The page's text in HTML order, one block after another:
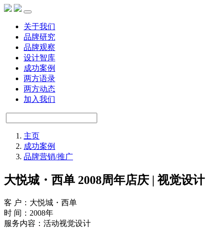
关于我们
品牌研究
品牌观察
设计智库
成功案例
两方语录
两方动态
加入我们
主页
成功案例
品牌营销/推广
大悦城・西单 2008周年店庆 | 视觉设计
客 户：大悦城・西单
时 间：2008年
服务内容：活动视觉设计